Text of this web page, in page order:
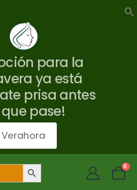
para la
ya está
prisa antes
pase!
Verahora
Botón de búsqueda 0